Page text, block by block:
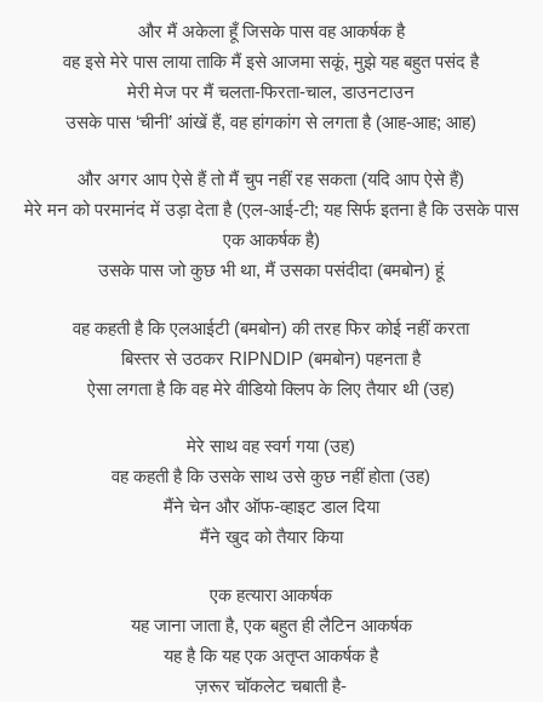
और मैं अकेला हूँ जिसके पास वह आकर्षक है
वह इसे मेरे पास लाया ताकि मैं इसे आजमा सकूं, मुझे यह बहुत पसंद है
मेरी मेज पर मैं चलता-फिरता-चाल, डाउनटाउन
उसके पास ‘चीनी’ आंखें हैं, वह हांगकांग से लगता है (आह-आह; आह)
और अगर आप ऐसे हैं तो मैं चुप नहीं रह सकता (यदि आप ऐसे हैं)
मेरे मन को परमानंद में उड़ा देता है (एल-आई-टी; यह सिर्फ इतना है कि उसके पास
एक आकर्षक है)
उसके पास जो कुछ भी था, मैं उसका पसंदीदा (बमबोन) हूं
वह कहती है कि एलआईटी (बमबोन) की तरह फिर कोई नहीं करता
बिस्तर से उठकर RIPNDIP (बमबोन) पहनता है
ऐसा लगता है कि वह मेरे वीडियो क्लिप के लिए तैयार थी (उह)
मेरे साथ वह स्वर्ग गया (उह)
वह कहती है कि उसके साथ उसे कुछ नहीं होता (उह)
मैंने चेन और ऑफ-व्हाइट डाल दिया
मैंने खुद को तैयार किया
एक हत्यारा आकर्षक
यह जाना जाता है, एक बहुत ही लैटिन आकर्षक
यह है कि यह एक अतृप्त आकर्षक है
ज़रूर चॉकलेट चबाती है-